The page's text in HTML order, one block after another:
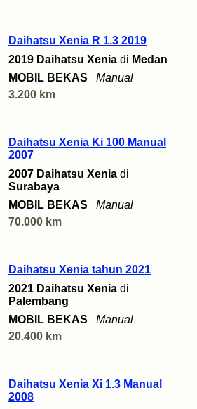
Daihatsu Xenia R 1.3 2019
2019 Daihatsu Xenia di Medan
MOBIL BEKAS
Manual
3.200 km
Daihatsu Xenia Ki 100 Manual
2007
2007 Daihatsu Xenia di
Surabaya
MOBIL BEKAS
Manual
70.000 km
Daihatsu Xenia tahun 2021
2021 Daihatsu Xenia di
Palembang
MOBIL BEKAS
Manual
20.400 km
Daihatsu Xenia Xi 1.3 Manual
2008